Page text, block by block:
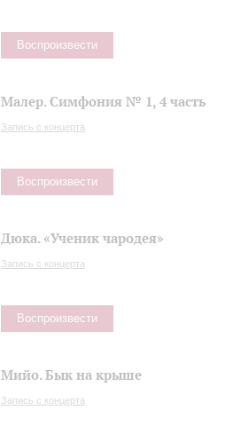
Воспроизвести
Малер. Симфония № 1, 4 часть
Запись с концерта
Воспроизвести
Дюка. «Ученик чародея»
Запись с концерта
Воспроизвести
Мийо. Бык на крыше
Запись с концерта